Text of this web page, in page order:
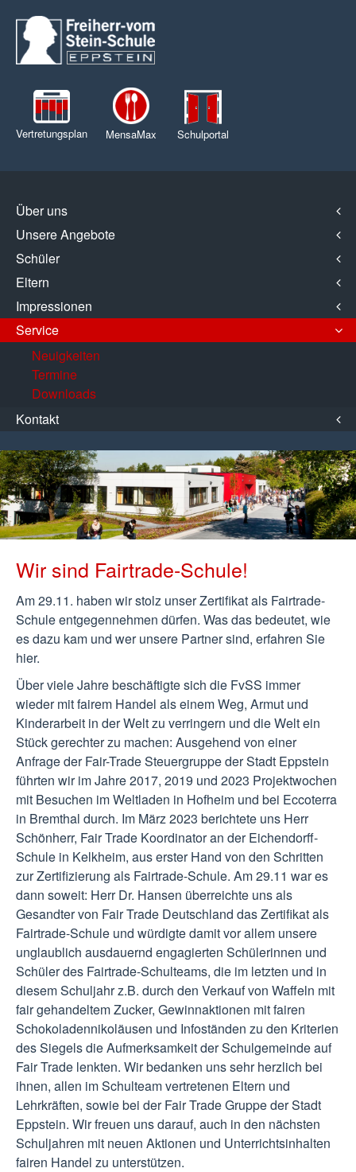
Vertretungsplan MensaMax Schulportal
Über uns
Unsere Angebote
Schüler
Eltern
Impressionen
Service
Neuigkeiten
Termine
Downloads
Kontakt
Wir sind Fairtrade-Schule!
Am 29.11. haben wir stolz unser Zertifikat als Fairtrade-
Schule entgegennehmen dürfen. Was das bedeutet, wie
es dazu kam und wer unsere Partner sind, erfahren Sie
hier.
Über viele Jahre beschäftigte sich die FvSS immer
wieder mit fairem Handel als einem Weg, Armut und
Kinderarbeit in der Welt zu verringern und die Welt ein
Stück gerechter zu machen: Ausgehend von einer
Anfrage der Fair-Trade Steuergruppe der Stadt Eppstein
führten wir im Jahre 2017, 2019 und 2023 Projektwochen
mit Besuchen im Weltladen in Hofheim und bei Eccoterra
in Bremthal durch. Im März 2023 berichtete uns Herr
Schönherr, Fair Trade Koordinator an der Eichendorff-
Schule in Kelkheim, aus erster Hand von den Schritten
zur Zertifizierung als Fairtrade-Schule. Am 29.11 war es
dann soweit: Herr Dr. Hansen überreichte uns als
Gesandter von Fair Trade Deutschland das Zertifikat als
Fairtrade-Schule und würdigte damit vor allem unsere
unglaublich ausdauernd engagierten Schülerinnen und
Schüler des Fairtrade-Schulteams, die im letzten und in
diesem Schuljahr z.B. durch den Verkauf von Waffeln mit
fair gehandeltem Zucker, Gewinnaktionen mit fairen
Schokoladennikoläusen und Infoständen zu den Kriterien
des Siegels die Aufmerksamkeit der Schulgemeinde auf
Fair Trade lenkten. Wir bedanken uns sehr herzlich bei
ihnen, allen im Schulteam vertretenen Eltern und
Lehrkräften, sowie bei der Fair Trade Gruppe der Stadt
Eppstein. Wir freuen uns darauf, auch in den nächsten
Schuljahren mit neuen Aktionen und Unterrichtsinhalten
fairen Handel zu unterstützen.